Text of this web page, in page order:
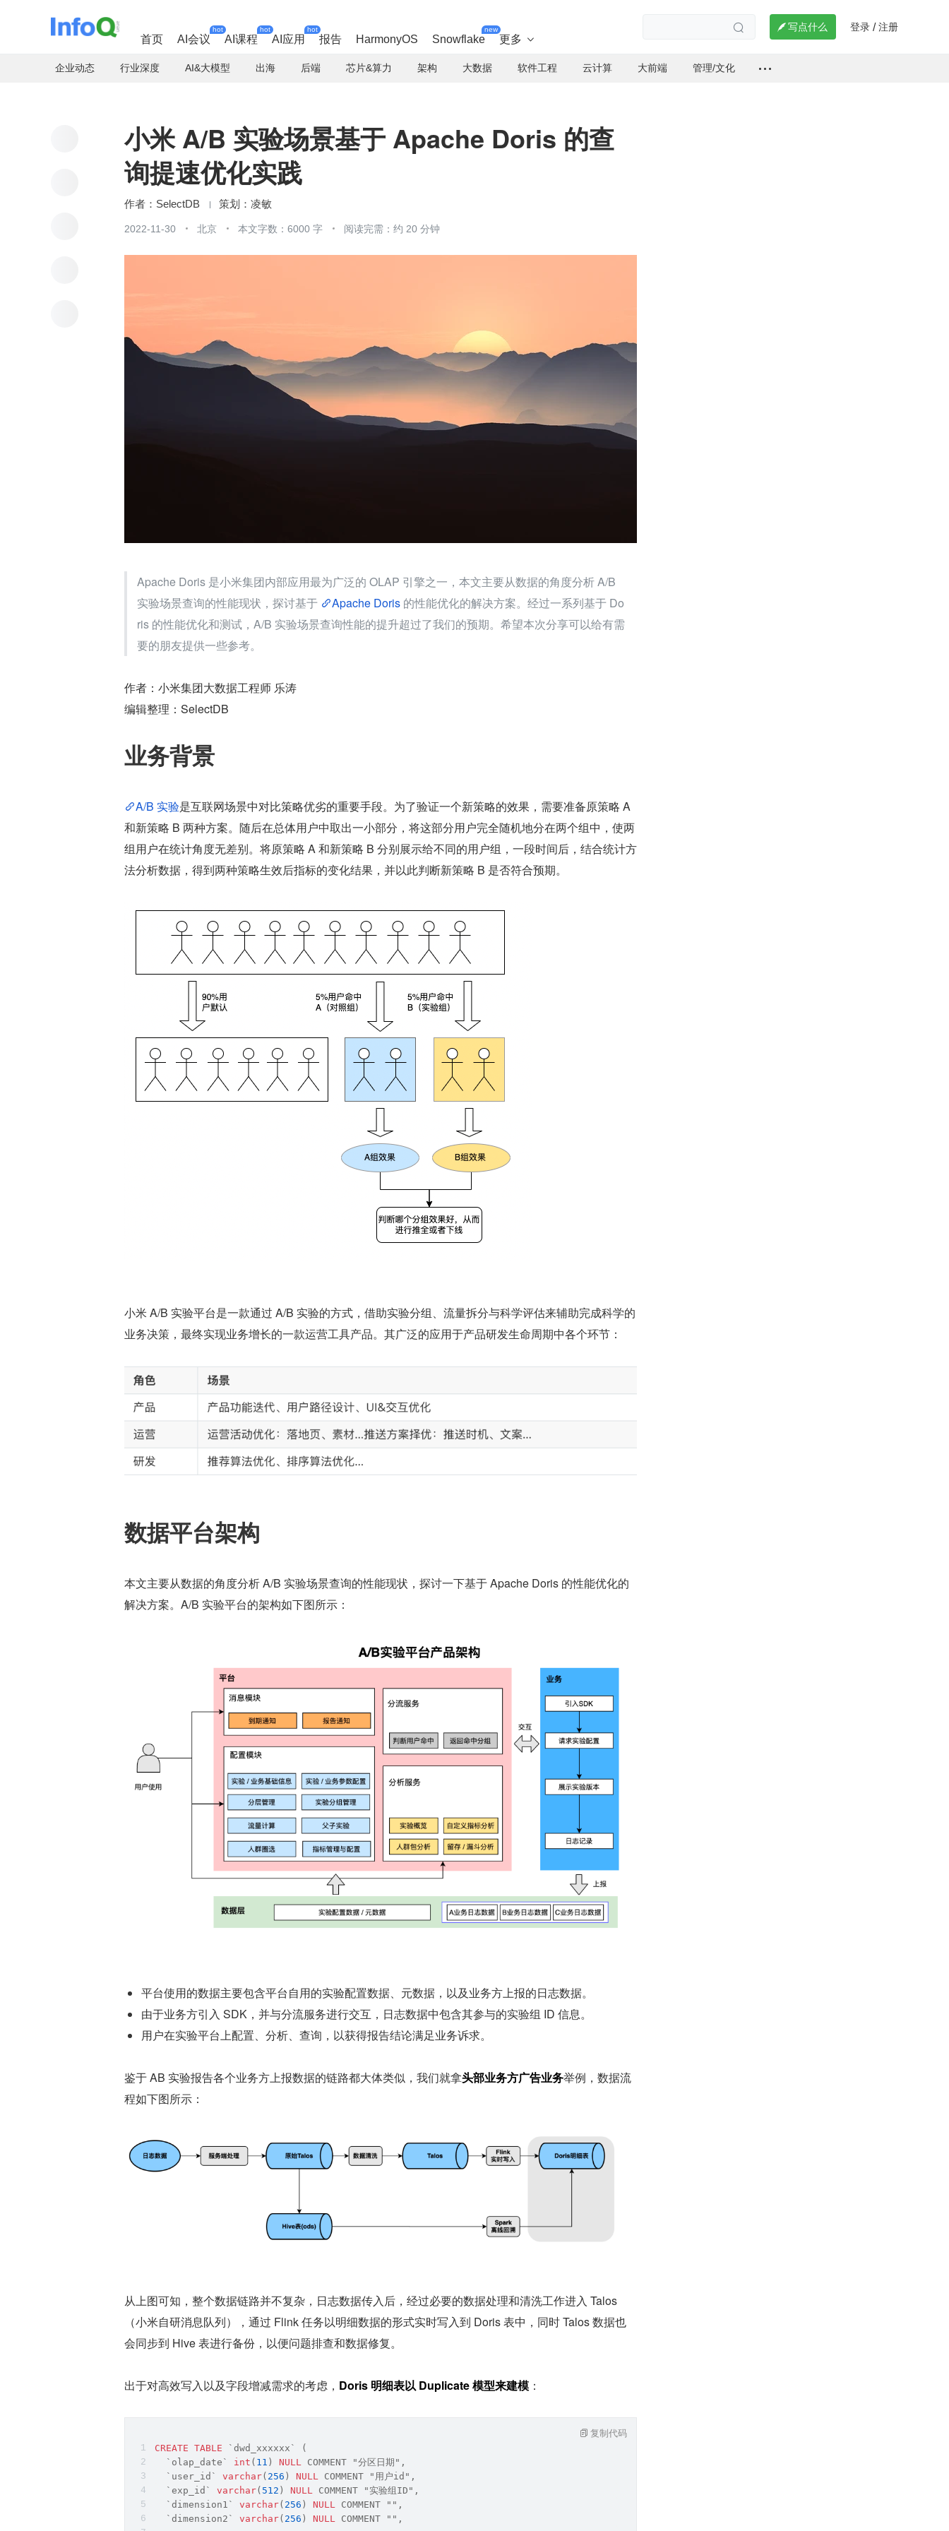
首页 AI会议
hot
AI课程
hot
AI应用
hot
报告 HarmonyOS Snowflake
new
更多 
  写点什么 登录 / 注册
企业动态 行业深度 AI&大模型 出海 后端 芯片&算力 架构 大数据 软件工程 云计算 大前端 管理/文化
小米 A/B 实验场景基于 Apache Doris 的查
询提速优化实践
SelectDB 凌敏
2022-11-30 北京 本文字数：6000 字 阅读完需：约 20 分钟
Apache Doris 是小米集团内部应用最为广泛的 OLAP 引擎之一，本文主要从数据的角度分析 A/B
实验场景查询的性能现状，探讨基于
Apache Doris 的性能优化的解决方案。经过一系列基于 Do
ris 的性能优化和测试，A/B 实验场景查询性能的提升超过了我们的预期。希望本次分享可以给有需
要的朋友提供一些参考。
作者：小米集团大数据工程师 乐涛
编辑整理：SelectDB
业务背景
A/B 实验是互联网场景中对比策略优劣的重要手段。为了验证一个新策略的效果，需要准备原策略 A
和新策略 B 两种方案。随后在总体用户中取出一小部分，将这部分用户完全随机地分在两个组中，使两
组用户在统计角度无差别。将原策略 A 和新策略 B 分别展示给不同的用户组，一段时间后，结合统计方
法分析数据，得到两种策略生效后指标的变化结果，并以此判断新策略 B 是否符合预期。
小米 A/B 实验平台是一款通过 A/B 实验的方式，借助实验分组、流量拆分与科学评估来辅助完成科学的
业务决策，最终实现业务增长的一款运营工具产品。其广泛的应用于产品研发生命周期中各个环节：
数据平台架构
本文主要从数据的角度分析 A/B 实验场景查询的性能现状，探讨一下基于 Apache Doris 的性能优化的
解决方案。A/B 实验平台的架构如下图所示：
平台使用的数据主要包含平台自用的实验配置数据、元数据，以及业务方上报的日志数据。
由于业务方引入 SDK，并与分流服务进行交互，日志数据中包含其参与的实验组 ID 信息。
用户在实验平台上配置、分析、查询，以获得报告结论满足业务诉求。
鉴于 AB 实验报告各个业务方上报数据的链路都大体类似，我们就拿头部业务方广告业务举例，数据流
程如下图所示：
从上图可知，整个数据链路并不复杂，日志数据传入后，经过必要的数据处理和清洗工作进入 Talos
（小米自研消息队列），通过 Flink 任务以明细数据的形式实时写入到 Doris 表中，同时 Talos 数据也
会同步到 Hive 表进行备份，以便问题排查和数据修复。
出于对高效写入以及字段增减需求的考虑， Doris 明细表以 Duplicate 模型来建模 ：
CREATE TABLE `dwd_xxxxxx` (
  `olap_date`
int ( 11 ) NULL
COMMENT "分区日期",
  `user_id`
varchar( 256 ) NULL
COMMENT "用户id",
  `exp_id`
varchar( 512 ) NULL
COMMENT "实验组ID",
  `dimension1`
varchar( 256 ) NULL
COMMENT "",
  `dimension2`
varchar( 256 ) NULL
COMMENT "",
复制代码